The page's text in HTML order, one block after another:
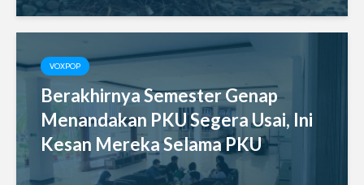
VOXPOP
Berakhirnya Semester Genap
Menandakan PKU Segera Usai, Ini
Kesan Mereka Selama PKU